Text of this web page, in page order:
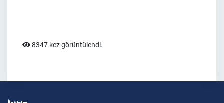
8347 kez görüntülendi.